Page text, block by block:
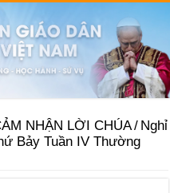
NHẬN LỜI CHÚA/ Nghỉ
Bảy Tuần IV Thường